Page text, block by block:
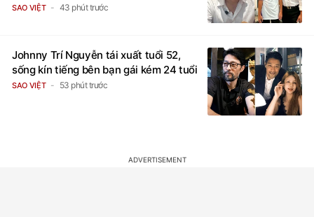
SAO VIỆT 43 phút trước
Johnny Trí Nguyễn tái xuất tuổi 52,
sống kín tiếng bên bạn gái kém 24 tuổi
SAO VIỆT 53 phút trước